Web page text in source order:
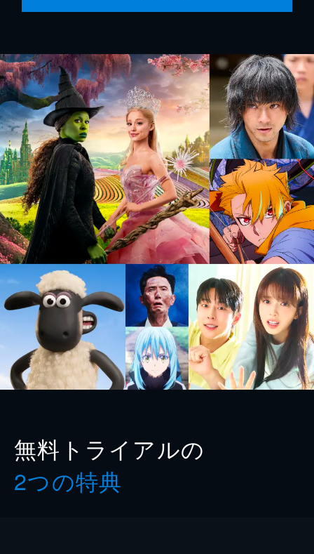
無料トライアルの
2つの特典